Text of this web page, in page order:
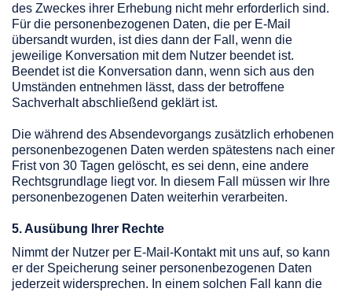
des Zweckes ihrer Erhebung nicht mehr erforderlich sind.
Für die personenbezogenen Daten, die per E-Mail
übersandt wurden, ist dies dann der Fall, wenn die
jeweilige Konversation mit dem Nutzer beendet ist.
Beendet ist die Konversation dann, wenn sich aus den
Umständen entnehmen lässt, dass der betroffene
Sachverhalt abschließend geklärt ist.
Die während des Absendevorgangs zusätzlich erhobenen
personenbezogenen Daten werden spätestens nach einer
Frist von 30 Tagen gelöscht, es sei denn, eine andere
Rechtsgrundlage liegt vor. In diesem Fall müssen wir Ihre
personenbezogenen Daten weiterhin verarbeiten.
5. Ausübung Ihrer Rechte
Nimmt der Nutzer per E-Mail-Kontakt mit uns auf, so kann
er der Speicherung seiner personenbezogenen Daten
jederzeit widersprechen. In einem solchen Fall kann die